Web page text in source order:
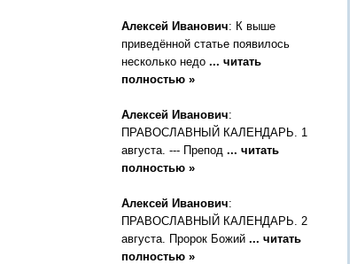
Алексей Иванович: К выше
приведённой статье появилось
несколько недо ... читать
полностью »
Алексей Иванович:
ПРАВОСЛАВНЫЙ КАЛЕНДАРЬ. 1
августа. --- Препод ... читать
полностью »
Алексей Иванович:
ПРАВОСЛАВНЫЙ КАЛЕНДАРЬ. 2
августа. Пророк Божий ... читать
полностью »